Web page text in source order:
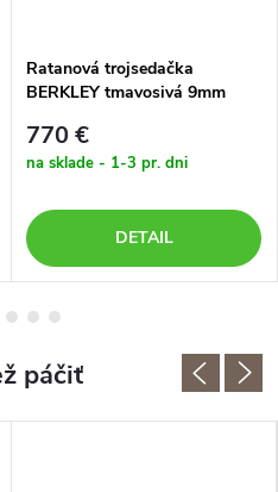
Ratanová trojsedačka
BERKLEY tmavosivá 9mm
770 €
na sklade - 1-3 pr. dni
DETAIL